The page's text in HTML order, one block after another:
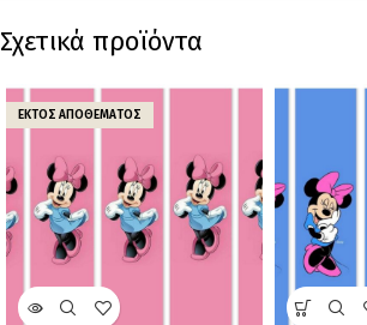
Σχετικά προϊόντα
ΕΚΤΌΣ ΑΠΟΘΈΜΑΤΟΣ